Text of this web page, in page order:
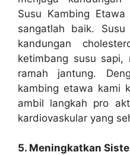
Susu Kambing
sangatlah baik.
kandungan
ketimbang susu sapi,
ramah jantung.
kambing etawa kami
ambil langkah pro
kardiovaskular yang
5. Meningkatkan